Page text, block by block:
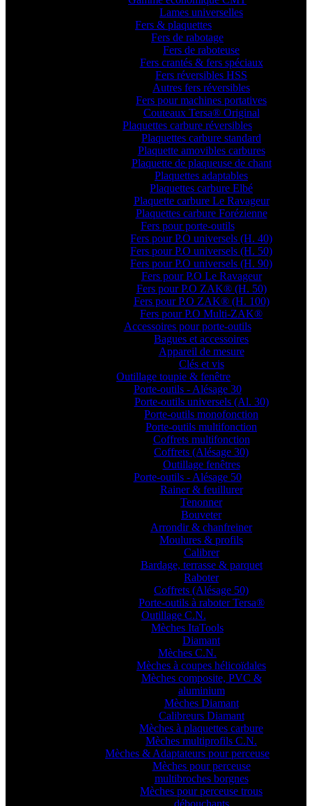
Lames universelles
Fers & plaquettes
Fers de rabotage
Fers de raboteuse
Fers crantés & fers spéciaux
Fers réversibles HSS
Autres fers réversibles
Fers pour machines portatives
Couteaux Tersa® Original
Plaquettes carbure réversibles
Plaquettes carbure standard
Plaquette amovibles carbures
Plaquette de plaqueuse de chant
Plaquettes adaptables
Plaquettes carbure Elbé
Plaquette carbure Le Ravageur
Plaquettes carbure Forézienne
Fers pour porte-outils
Fers pour P.O universels (H. 40)
Fers pour P.O universels (H. 50)
Fers pour P.O universels (H. 90)
Fers pour P.O Le Ravageur
Fers pour P.O ZAK® (H. 50)
Fers pour P.O ZAK® (H. 100)
Fers pour P.O Multi-ZAK®
Accessoires pour porte-outils
Bagues et accessoires
Appareil de mesure
Clés et vis
Outillage toupie & fenêtre
Porte-outils - Alésage 30
Porte-outils universels (Al. 30)
Porte-outils monofonction
Porte-outils multifonction
Coffrets multifonction
Coffrets (Alésage 30)
Outillage fenêtres
Porte-outils - Alésage 50
Rainer & feuillurer
Tenonner
Bouveter
Arrondir & chanfreiner
Moulures & profils
Calibrer
Bardage, terrasse & parquet
Raboter
Coffrets (Alésage 50)
Porte-outils à raboter Tersa®
Outillage C.N.
Mèches ItaTools
Diamant
Mèches C.N.
Mèches à coupes hélicoïdales
Mèches composite, PVC &
aluminium
Mèches Diamant
Calibreurs Diamant
Mèches à plaquettes carbure
Mèches multiprofils C.N.
Mèches & Adaptateurs pour perceuse
Mèches pour perceuse
multibroches borgnes
Mèches pour perceuse trous
débouchants